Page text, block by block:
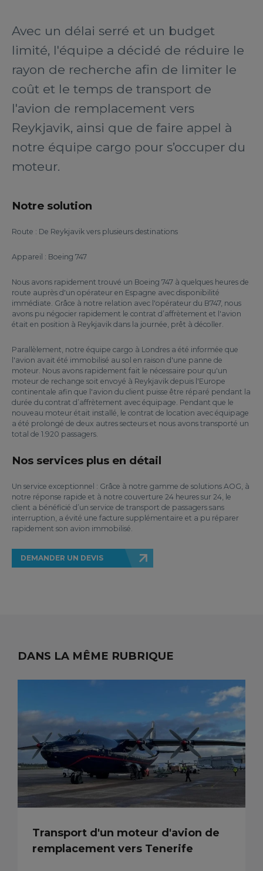
Avec un délai serré et un budget
limité, l'équipe a décidé de réduire le
rayon de recherche afin de limiter le
coût et le temps de transport de
l'avion de remplacement vers
Reykjavik, ainsi que de faire appel à
notre équipe cargo pour s’occuper du
moteur.
Notre solution
Route : De Reykjavik vers plusieurs destinations
Appareil : Boeing 747
Nous avons rapidement trouvé un Boeing 747 à quelques heures de
route auprès d'un opérateur en Espagne avec disponibilité
immédiate. Grâce à notre relation avec l'opérateur du B747, nous
avons pu négocier rapidement le contrat d’affrètement et l'avion
était en position à Reykjavik dans la journée, prêt à décoller.
Parallèlement, notre équipe cargo à Londres a été informée que
l'avion avait été immobilisé au sol en raison d'une panne de
moteur. Nous avons rapidement fait le nécessaire pour qu'un
moteur de rechange soit envoyé à Reykjavik depuis l'Europe
continentale afin que l'avion du client puisse être réparé pendant la
durée du contrat d’affrètement avec équipage. Pendant que le
nouveau moteur était installé, le contrat de location avec équipage
a été prolongé de deux autres secteurs et nous avons transporté un
total de 1.920 passagers.
Nos services plus en détail
Un service exceptionnel : Grâce à notre gamme de solutions AOG, à
notre réponse rapide et à notre couverture 24 heures sur 24, le
client a bénéficié d’un service de transport de passagers sans
interruption, a évité une facture supplémentaire et a pu réparer
rapidement son avion immobilisé.
DEMANDER UN DEVIS
DANS LA MÊME RUBRIQUE
Transport d'un moteur d'avion de
remplacement vers Tenerife